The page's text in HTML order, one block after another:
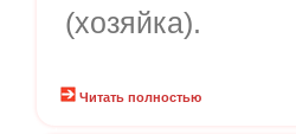
(хозяйка).
Читать полностью